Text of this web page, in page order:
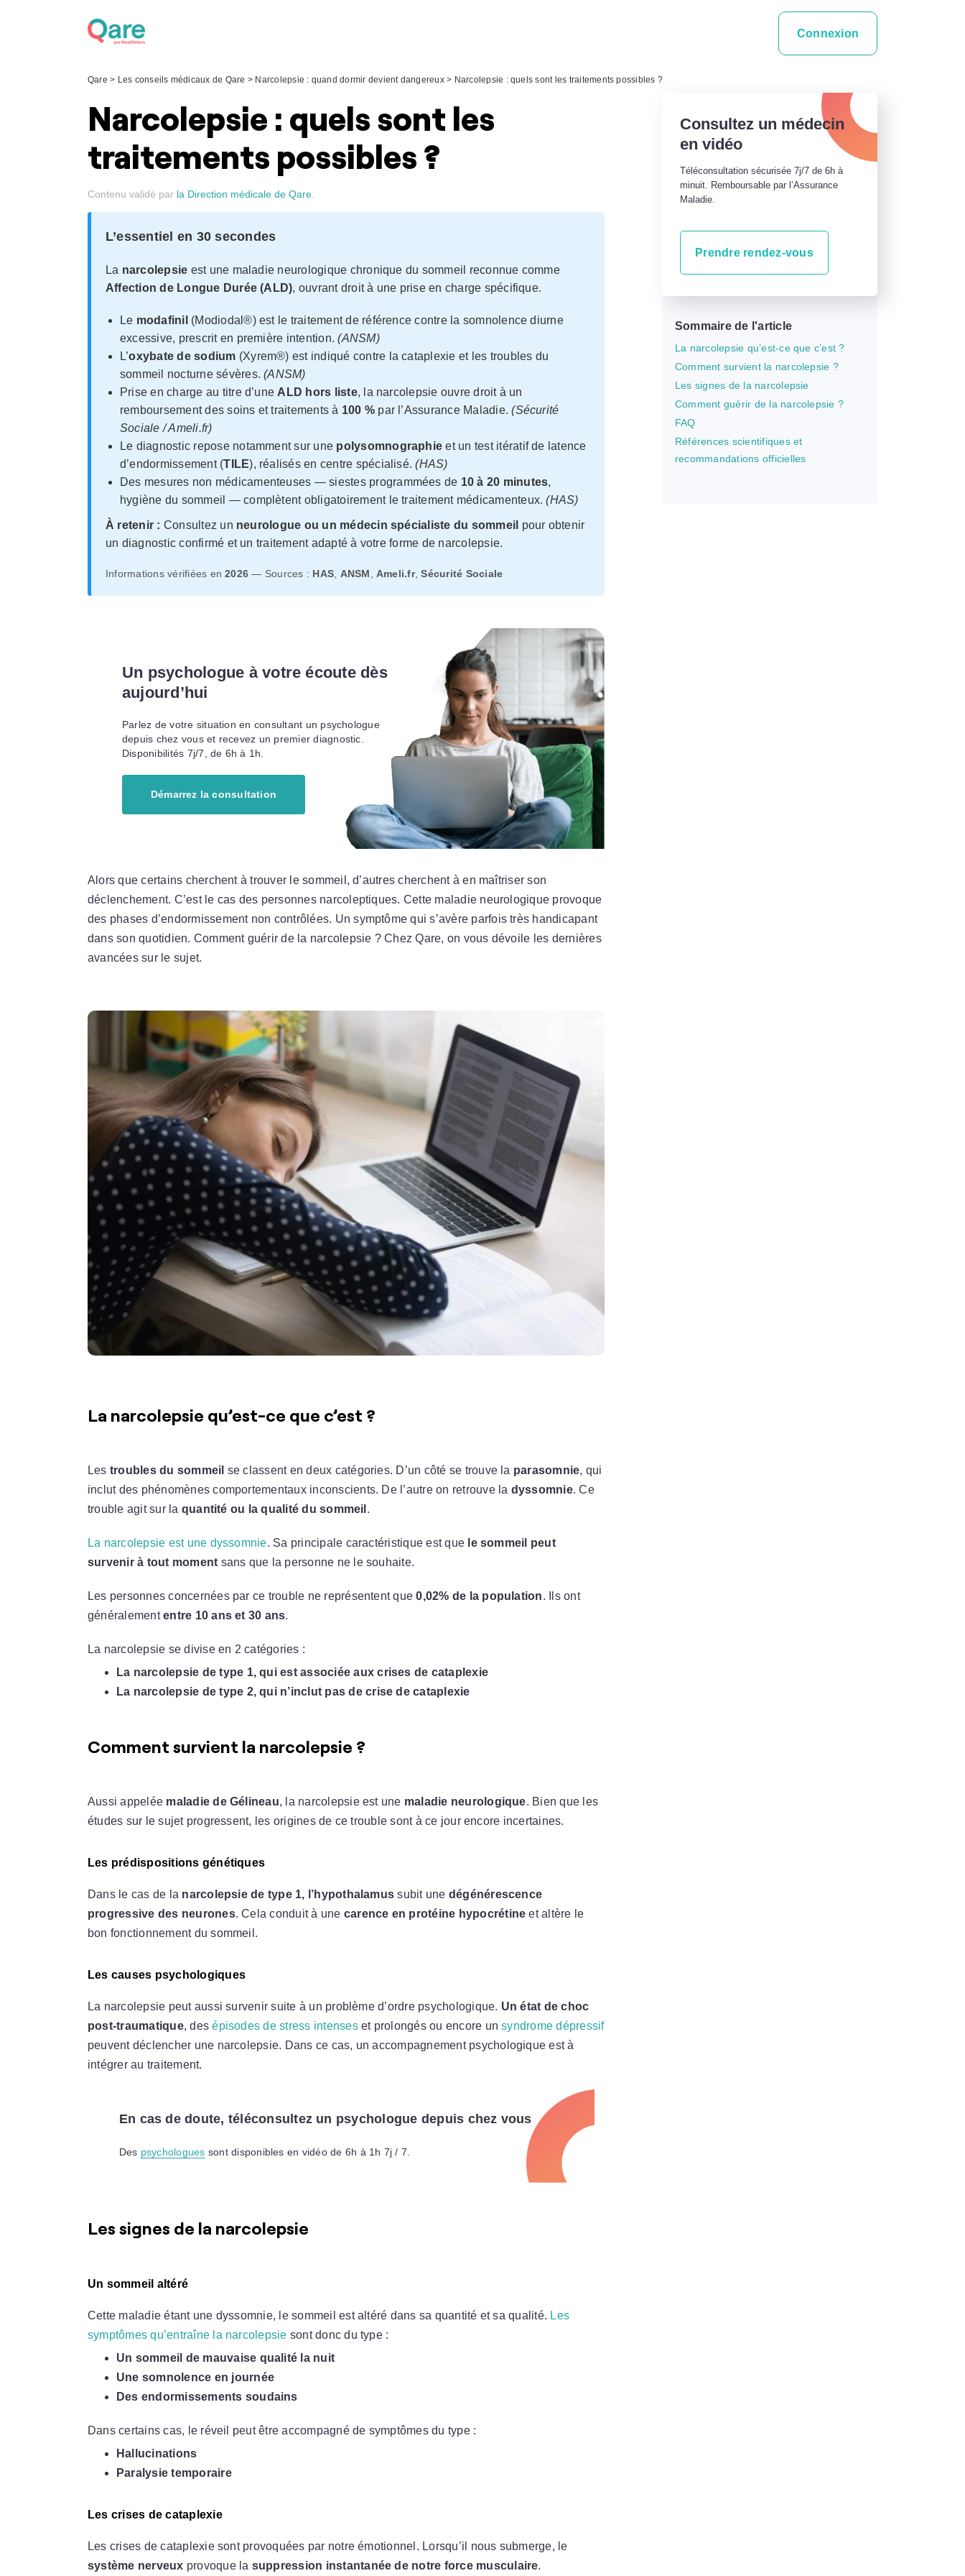
Connexion
Qare > Les conseils médicaux de Qare > Narcolepsie : quand dormir devient dangereux> Narcolepsie : quels sont les traitements possibles ?
Narcolepsie : quels sont les
traitements possibles ?
Contenu validé par la Direction médicale de Qare.
L’essentiel en 30 secondes
La narcolepsie est une maladie neurologique chronique du sommeil reconnue comme
Affection de Longue Durée (ALD), ouvrant droit à une prise en charge spécifique.
Le modafinil (Modiodal®) est le traitement de référence contre la somnolence diurne
excessive, prescrit en première intention.(ANSM)
L’oxybate de sodium (Xyrem®) est indiqué contre la cataplexie et les troubles du
sommeil nocturne sévères.(ANSM)
Prise en charge au titre d’une ALD hors liste, la narcolepsie ouvre droit à un
remboursement des soins et traitements à 100 % par l’Assurance Maladie.(Sécurité
Sociale / Ameli.fr)
Le diagnostic repose notamment sur une polysomnographie et un test itératif de latence
d’endormissement (TILE), réalisés en centre spécialisé.(HAS)
Des mesures non médicamenteuses — siestes programmées de 10 à 20 minutes,
hygiène du sommeil — complètent obligatoirement le traitement médicamenteux.(HAS)
À retenir : Consultez un neurologue ou un médecin spécialiste du sommeil pour obtenir
un diagnostic confirmé et un traitement adapté à votre forme de narcolepsie.
Informations vérifiées en2026 — Sources : HAS, ANSM , Ameli.fr,Sécurité Sociale
Un psychologue à votre écoute dès
aujourd’hui
Parlez de votre situation en consultant un psychologue
depuis chez vous et recevez un premier diagnostic.
Disponibilités 7j/7, de 6h à 1h.
Démarrez la consultation
Alors que certains cherchent à trouver le sommeil, d’autres cherchent à en maîtriser son
déclenchement. C’est le cas des personnes narcoleptiques. Cette maladie neurologique provoque
des phases d’endormissement non contrôlées. Un symptôme qui s’avère parfois très handicapant
dans son quotidien. Comment guérir de la narcolepsie ? Chez Qare, on vous dévoile les dernières
avancées sur le sujet.
La narcolepsie qu’est-ce que c’est ?
Les troubles du sommeil se classent en deux catégories. D’un côté se trouve la parasomnie, qui
inclut des phénomènes comportementaux inconscients. De l’autre on retrouve la dyssomnie. Ce
trouble agit sur la quantité ou la qualité du sommeil .
La narcolepsie est une dyssomnie. Sa principale caractéristique est que le sommeil peut
survenir à tout moment sans que la personne ne le souhaite.
Les personnes concernées par ce trouble ne représentent que0,02% de la population. Ils ont
généralemententre 10 ans et 30 ans.
La narcolepsie se divise en 2 catégories :
La narcolepsie de type 1, qui est associée aux crises de cataplexie
La narcolepsie de type 2, qui n’inclut pas de crise de cataplexie
Comment survient la narcolepsie ?
Aussi appelée maladie de Gélineau, la narcolepsie est une maladie neurologique. Bien que les
études sur le sujet progressent, les origines de ce trouble sont à ce jour encore incertaines.
Les prédispositions génétiques
Dans le cas de la narcolepsie de type 1, l’hypothalamus subit une dégénérescence
progressive des neurones. Cela conduit à une carence en protéine hypocrétine et altère le
bon fonctionnement du sommeil.
Les causes psychologiques
La narcolepsie peut aussi survenir suite à un problème d’ordre psychologique. Un état de choc
post-traumatique, desépisodes de stress intenseset prolongés ou encore unsyndrome dépressif
peuvent déclencher une narcolepsie. Dans ce cas, un accompagnement psychologique est à
intégrer au traitement.
En cas de doute, téléconsultez un psychologue depuis chez vous
Des psychologues sont disponibles en vidéo de 6h à 1h 7j / 7.
Les signes de la narcolepsie
Un sommeil altéré
Cette maladie étant une dyssomnie, le sommeil est altéré dans sa quantité et sa qualité. Les
symptômes qu’entraîne la narcolepsie sont donc du type :
Un sommeil de mauvaise qualité la nuit
Une somnolence en journée
Des endormissements soudains
Dans certains cas, le réveil peut être accompagné de symptômes du type :
Hallucinations
Paralysie temporaire
Les crises de cataplexie
Les crises de cataplexie sont provoquées par notre émotionnel. Lorsqu’il nous submerge, le
système nerveux provoque la suppression instantanée de notre force musculaire.
Consultez un médecin
en vidéo
Téléconsultation sécurisée 7j/7 de 6h à
minuit. Remboursable par l’Assurance
Maladie.
Prendre rendez-vous
Sommaire de l'article
La narcolepsie qu’est-ce que c’est ?
Comment survient la narcolepsie ?
Les signes de la narcolepsie
Comment guérir de la narcolepsie ?
FAQ
Références scientifiques et
recommandations officielles